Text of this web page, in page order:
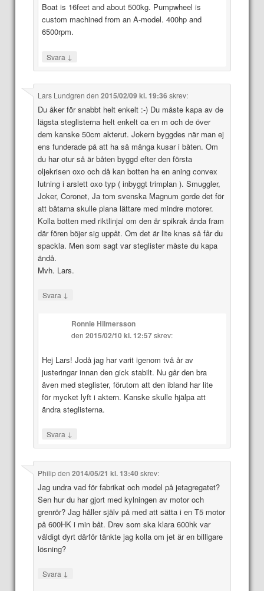
Boat is 16feet and about 500kg. Pumpwheel is
custom machined from an A-model. 400hp and
6500rpm.
Svara ↓
Lars Lundgren den 2015/02/09 kl. 19:36 skrev:
Du åker för snabbt helt enkelt :-) Du måste kapa av de
lägsta steglisterna helt enkelt ca en m och de över
dem kanske 50cm akterut. Jokern byggdes när man ej
ens funderade på att ha så många kusar i båten. Om
du har otur så är båten byggd efter den första
oljekrisen oxo och då kan botten ha en aning convex
lutning i arslett oxo typ ( inbyggt trimplan ). Smuggler,
Joker, Coronet, Ja tom svenska Magnum gorde det för
att båtarna skulle plana lättare med mindre motorer.
Kolla botten med riktlinjal om den är spikrak ända fram
där fören böjer sig uppåt. Om det är lite knas så får du
spackla. Men som sagt var steglister måste du kapa
ändå.
Mvh. Lars.
Svara ↓
Ronnie Hilmersson
den2015/02/10 kl. 12:57skrev:
Hej Lars! Jodå jag har varit igenom två år av
justeringar innan den gick stabilt. Nu går den bra
även med steglister, förutom att den ibland har lite
för mycket lyft i aktern. Kanske skulle hjälpa att
ändra steglisterna.
Svara ↓
Philipden 2014/05/21 kl. 13:40 skrev:
Jag undra vad för fabrikat och model på jetagregatet?
Sen hur du har gjort med kylningen av motor och
grenrör? Jag håller själv på med att sätta i en T5 motor
på 600HK i min båt. Drev som ska klara 600hk var
väldigt dyrt därför tänkte jag kolla om jet är en billigare
lösning?
Svara ↓